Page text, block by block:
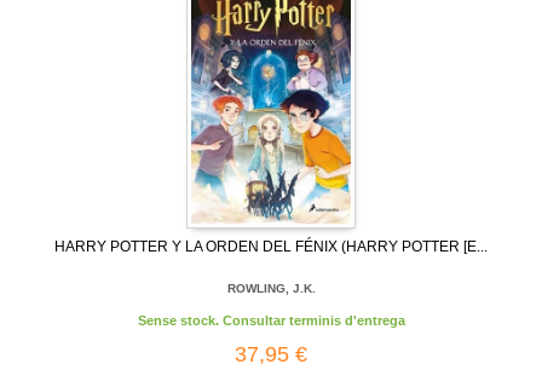
HARRY POTTER Y LA ORDEN DEL FÉNIX (HARRY POTTER [E...
ROWLING, J.K.
Sense stock. Consultar terminis d'entrega
37,95 €